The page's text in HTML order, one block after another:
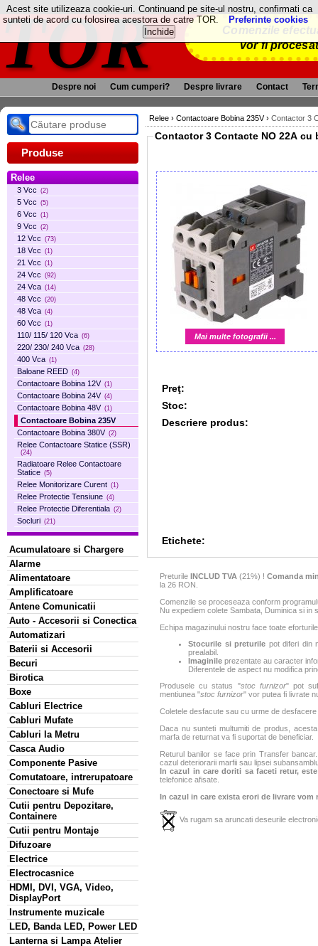
TOR
Comenzile
vor fi
Despre noi Cum cumperi? Despre livrare Contact
Produse
Relee
3 Vcc (2)
5 Vcc (5)
6 Vcc (1)
9 Vcc (2)
12 Vcc (73)
18 Vcc (1)
21 Vcc (1)
24 Vcc (92)
24 Vca (14)
48 Vcc (20)
48 Vca (4)
60 Vcc (1)
110/ 115/ 120 Vca (6)
220/ 230/ 240 Vca (28)
400 Vca (1)
Baloane REED (4)
Contactoare Bobina 12V (1)
Contactoare Bobina 24V (4)
Contactoare Bobina 48V (1)
Contactoare Bobina 235V
Contactoare Bobina 380V (2)
Relee Contactoare Statice (SSR)
(24)
Radiatoare Relee Contactoare
Statice (5)
Relee Monitorizare Curent (1)
Relee Protectie Tensiune (4)
Relee Protectie Diferentiala (2)
Socluri (21)
Acumulatoare si Chargere
Alarme
Alimentatoare
Amplificatoare
Antene Comunicatii
Auto - Accesorii si Conectica
Automatizari
Baterii si Accesorii
Becuri
Birotica
Boxe
Cabluri Electrice
Cabluri Mufate
Cabluri la Metru
Casca Audio
Componente Pasive
Comutatoare, intrerupatoare
Conectoare si Mufe
Cutii pentru Depozitare,
Containere
Cutii pentru Montaje
Difuzoare
Electrice
Electrocasnice
HDMI, DVI, VGA, Video,
DisplayPort
Instrumente muzicale
LED, Banda LED, Power LED
Lanterna si Lampa Atelier
Relee › Contactoare Bobina 235V› Contactor 3
Contactor 3 Contacte NO 22A cu
Mai multe fotografii ...
Preţ:
Stoc:
Descriere produs:
Etichete:
Preturile INCLUD TVA (21%) ! Comanda
la 26 RON.
Comenzile se proceseaza conform
Nu expediem colete Sambata, Duminica si in
Echipa magazinului nostru face toate
Stocurile si preturile pot diferi din
prealabil.
Imaginile prezentate au caracter
Diferentele de aspect nu modifica
Produsele cu status "stoc furnizor" pot
mentiunea "stoc furnizor" vor putea fi livrate
Coletele desfacute sau cu urme de
Daca nu sunteti multumiti de produs,
marfa de returnat va fi suportat de beneficiar.
Returul banilor se face prin Transfer
cazul deteriorarii marfii sau lipsei
In cazul in care doriti sa faceti retur,
telefonice afisate.
In cazul in care exista erori de livrare
Va rugam sa aruncati deseurile
Acest site utilizeaza cookie-uri. Continuand pe site-ul nostru, confirmati ca
sunteti de acord cu folosirea acestora de catre TOR.
Preferinte cookies